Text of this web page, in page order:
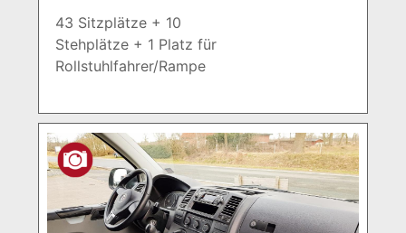
43 Sitzplätze + 10
Stehplätze + 1 Platz für
Rollstuhlfahrer/Rampe